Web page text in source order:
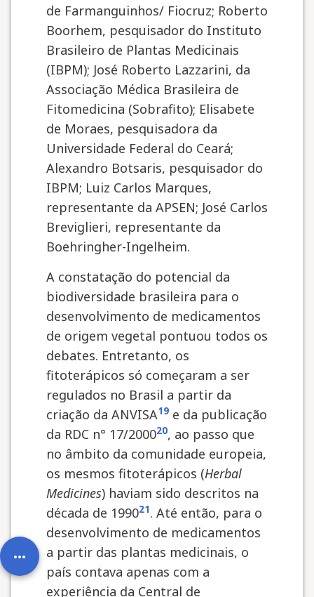
de Farmanguinhos/ Fiocruz; Roberto
Boorhem, pesquisador do Instituto
Brasileiro de Plantas Medicinais
(IBPM); José Roberto Lazzarini, da
Associação Médica Brasileira de
Fitomedicina (Sobrafito); Elisabete
de Moraes, pesquisadora da
Universidade Federal do Ceará;
Alexandro Botsaris, pesquisador do
IBPM; Luiz Carlos Marques,
representante da APSEN; José Carlos
Breviglieri, representante da
Boehringher-Ingelheim.
A constatação do potencial da
biodiversidade brasileira para o
desenvolvimento de medicamentos
de origem vegetal pontuou todos os
debates. Entretanto, os
fitoterápicos só começaram a ser
regulados no Brasil a partir da
criação da ANVISA19 e da publicação
da RDC n° 17/200020, ao passo que
no âmbito da comunidade europeia,
os mesmos fitoterápicos (Herbal
Medicines) haviam sido descritos na
década de 199021. Até então, para o
desenvolvimento de medicamentos
a partir das plantas medicinais, o
país contava apenas com a
experiência da Central de
more_horiz